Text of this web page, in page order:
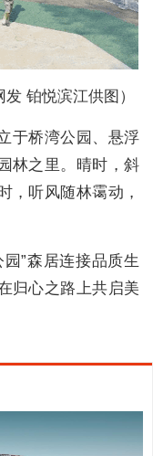
铂悦滨江供图）
于桥湾公园、悬浮
林之里。晴时，斜
，听风随林霭动，
”森居连接品质生
归心之路上共启美